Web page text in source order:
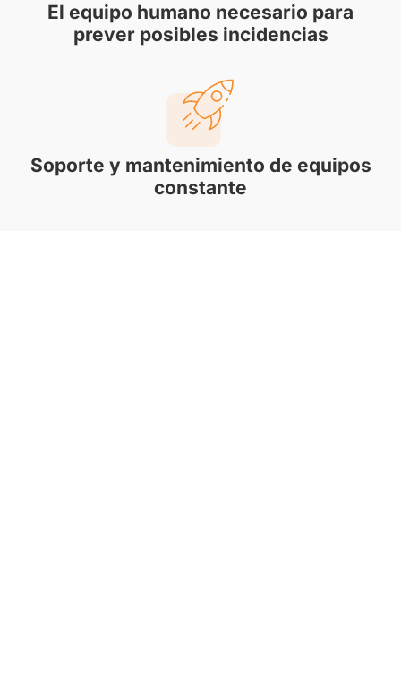
El equipo humano necesario para
prever posibles incidencias
Soporte y mantenimiento de equipos
constante